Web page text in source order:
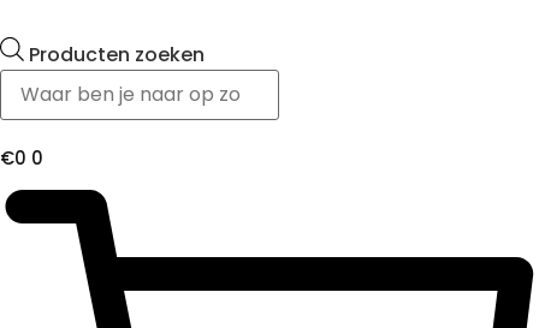
Producten zoeken
€0 0